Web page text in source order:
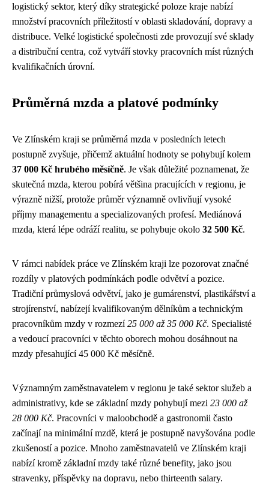
logistický sektor, který díky strategické poloze kraje nabízí
množství pracovních příležitostí v oblasti skladování, dopravy a
distribuce. Velké logistické společnosti zde provozují své sklady
a distribuční centra, což vytváří stovky pracovních míst různých
kvalifikačních úrovní.
Průměrná mzda a platové podmínky
Ve Zlínském kraji se průměrná mzda v posledních letech
postupně zvyšuje, přičemž aktuální hodnoty se pohybují kolem
37 000 Kč hrubého měsíčně. Je však důležité poznamenat, že
skutečná mzda, kterou pobírá většina pracujících v regionu, je
výrazně nižší, protože průměr významně ovlivňují vysoké
příjmy managementu a specializovaných profesí. Mediánová
mzda, která lépe odráží realitu, se pohybuje okolo 32 500 Kč.
V rámci nabídek práce ve Zlínském kraji lze pozorovat značné
rozdíly v platových podmínkách podle odvětví a pozice.
Tradiční průmyslová odvětví, jako je gumárenství, plastikářství a
strojírenství, nabízejí kvalifikovaným dělníkům a technickým
pracovníkům mzdy v rozmezí25 000 až 35 000 Kč. Specialisté
a vedoucí pracovníci v těchto oborech mohou dosáhnout na
mzdy přesahující 45 000 Kč měsíčně.
Významným zaměstnavatelem v regionu je také sektor služeb a
administrativy, kde se základní mzdy pohybují mezi 23 000 až
28 000 Kč. Pracovníci v maloobchodě a gastronomii často
začínají na minimální mzdě, která je postupně navyšována podle
zkušeností a pozice. Mnoho zaměstnavatelů ve Zlínském kraji
nabízí kromě základní mzdy také různé benefity, jako jsou
stravenky, příspěvky na dopravu, nebo thirteenth salary.